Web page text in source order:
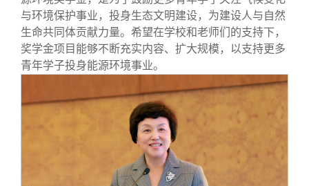
与环境保护事业，投身生态文明建设，为建设人与自然
生命共同体贡献力量。希望在学校和老师们的支持下，
奖学金项目能够不断充实内容、扩大规模，以支持更多
青年学子投身能源环境事业。